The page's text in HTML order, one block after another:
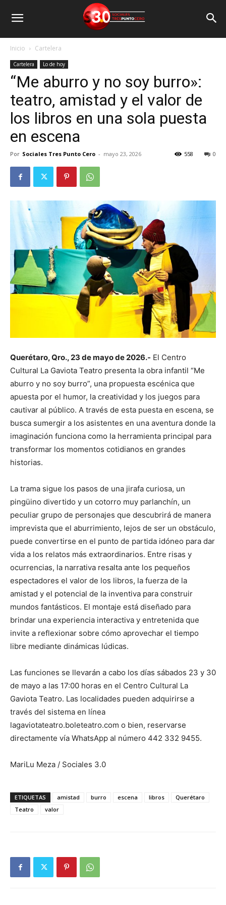
Inicio Cartelera
Cartelera Lo de hoy
“Me aburro y no soy burro»:
teatro, amistad y el valor de
los libros en una sola puesta
en escena
Por Sociales Tres Punto Cero - mayo 23, 2026 0
558
Querétaro, Qro., 23 de mayo de 2026.- El Centro
Cultural La Gaviota Teatro presenta la obra infantil “Me
aburro y no soy burro”, una propuesta escénica que
apuesta por el humor, la creatividad y los juegos para
cautivar al público. A través de esta puesta en escena, se
busca sumergir a los asistentes en una aventura donde la
imaginación funciona como la herramienta principal para
transformar los momentos cotidianos en grandes
historias.
La trama sigue los pasos de una jirafa curiosa, un
pingüino divertido y un cotorro muy parlanchín, un
peculiar grupo de personajes que descubrirá de manera
imprevista que el aburrimiento, lejos de ser un obstáculo,
puede convertirse en el punto de partida idóneo para dar
vida a los relatos más extraordinarios. Entre risas y
ocurrencias, la narrativa resalta ante los pequeños
espectadores el valor de los libros, la fuerza de la
amistad y el potencial de la inventiva para construir
mundos fantásticos. El montaje está diseñado para
brindar una experiencia interactiva y entretenida que
invite a reflexionar sobre cómo aprovechar el tiempo
libre mediante dinámicas lúdicas.
Las funciones se llevarán a cabo los días sábados 23 y 30
de mayo a las 17:00 horas en el Centro Cultural La
Gaviota Teatro. Las localidades pueden adquirirse a
través del sistema en línea
lagaviotateatro.boleteatro.com o bien, reservarse
directamente vía WhatsApp al número 442 332 9455.
MariLu Meza / Sociales 3.0
ETIQUETAS amistad burro escena libros
Querétaro
Teatro
valor